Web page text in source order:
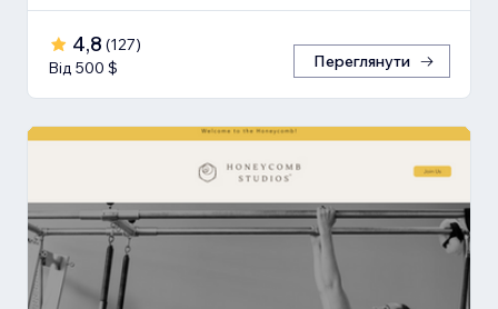
4,8 (127)
Від 500 $
Переглянути